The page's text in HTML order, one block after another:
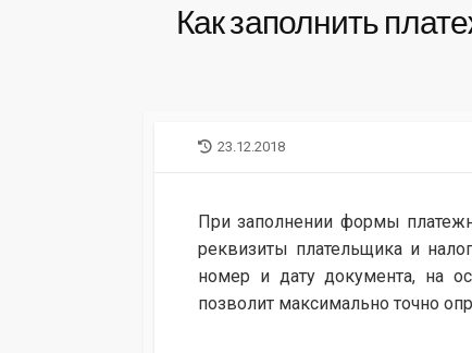
Как заполнить
LAST
23.12.2018
При заполнении формы
реквизиты плательщика и
номер и дату документа, на
позволит максимально точно